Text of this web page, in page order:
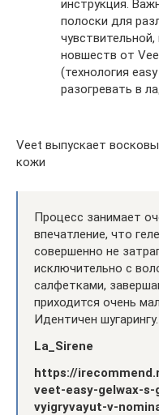
инструкция.
полоски для
новшеств от
(технология
разогревать в
Veet выпускает
кожи
Процесс занимает
впечатление, что
совершенно не
исключительно с
салфетками,
приходится очень
Идентичен шугарингу.
La_Sirene
https://
veet-easy-gelwax-
vyigryvayut-v-